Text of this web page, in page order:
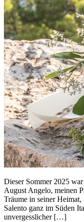
Dieser Sommer 2025
August Angelo, meinen
Träume in seiner
Salento ganz im Süden
unvergesslicher […]